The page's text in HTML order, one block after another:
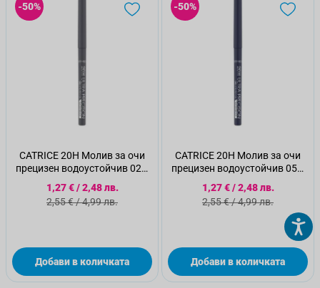
-50%
CATRICE 20H Молив за очи
прецизен водоустойчив 020,
0,28 г
Специална цена
1,27 €/2,48 лв.
Стандартна цена
2,55 €/4,99 лв.
Добави в количката
-50%
CATRICE 20H Молив за очи
прецизен водоустойчив 050,
0,28 г
Специална цена
1,27 €/2,48 лв.
Стандартна цена
2,55 €/4,99 лв.
Добави в количката